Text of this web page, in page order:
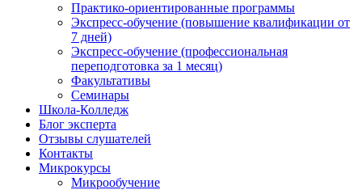
Практико-ориентированные программы
Экспресс-обучение (повышение квалификации от
7 дней)
Экспресс-обучение (профессиональная
переподготовка за 1 месяц)
Факультативы
Семинары
Школа-Колледж
Блог эксперта
Отзывы слушателей
Контакты
Микрокурсы
Микрообучение